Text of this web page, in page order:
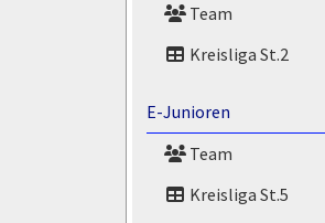
Team
Kreisliga St.2
E-Junioren
Team
Kreisliga St.5